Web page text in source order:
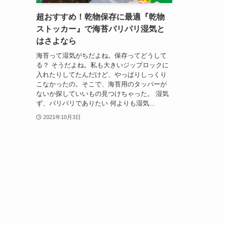
超おすすめ！乾物保存に最適『乾物
ストッカー』で海苔パリパリ湿気と
はさよなら
海苔って湿気がちだよね。保存ってどうして
る？ そうだよね。私も大きいジップロックに
入れたりしてたんだけど、やっぱりしっくり
こなかったの。そこで、海苔用のタッパーが
ないか探していいもの見つけちゃった。 湿気
ず、パリパリでありたい 何よりも湿気...
2021年10月3日